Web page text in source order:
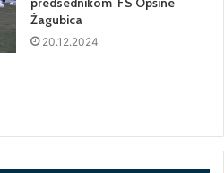
Žagubica
20.12.2024